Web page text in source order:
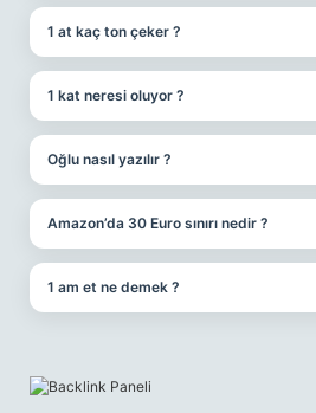
1 at kaç ton çeker ?
1 kat neresi oluyor ?
Oğlu nasıl yazılır ?
Amazon’da 30 Euro sınırı nedir ?
1 am et ne demek ?